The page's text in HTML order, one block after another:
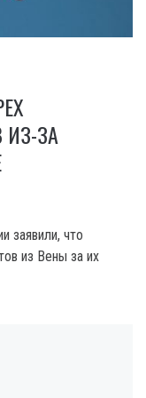
ЗА
заявили, что
из Вены за их